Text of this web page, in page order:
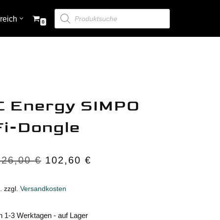
Digital Switching
DC-Verteilung & Sicherungen
Kabel
Transferschalter
Merchandising
0
Energy SIMPO
Dongle
€ 102,60 €
zzgl. Versandkosten
1-3 Werktagen - auf Lager